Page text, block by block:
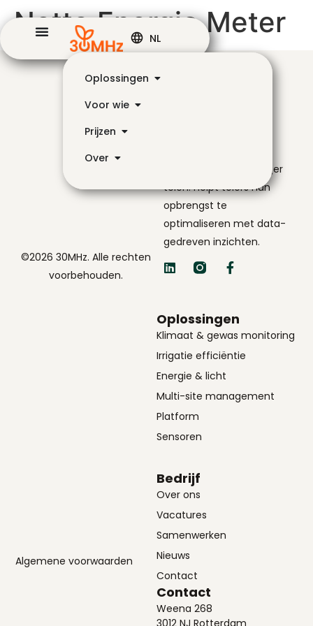
Oplossingen
Voor wie
Prijzen
Over
NL
Netto Energie Meter
slimmer en eenvoudiger
telen. Helpt telers hun
opbrengst te
optimaliseren met data-
gedreven inzichten.
Oplossingen
Klimaat & gewas monitoring
Irrigatie efficiëntie
Energie & licht
Multi-site management
Platform
Sensoren
Bedrijf
Over ons
Vacatures
Samenwerken
Nieuws
Contact
Contact
Weena 268
3012 NJ Rotterdam
©2026 30MHz. Alle rechten
voorbehouden.
Algemene voorwaarden